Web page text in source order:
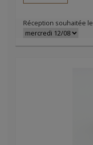
Réception souhaitée le